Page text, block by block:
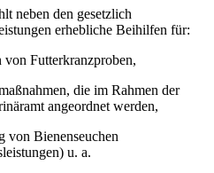
neben den gesetzlich
erhebliche Beihilfen für:
Futterkranzproben,
die im Rahmen der
angeordnet werden,
von Bienenseuchen
u. a.